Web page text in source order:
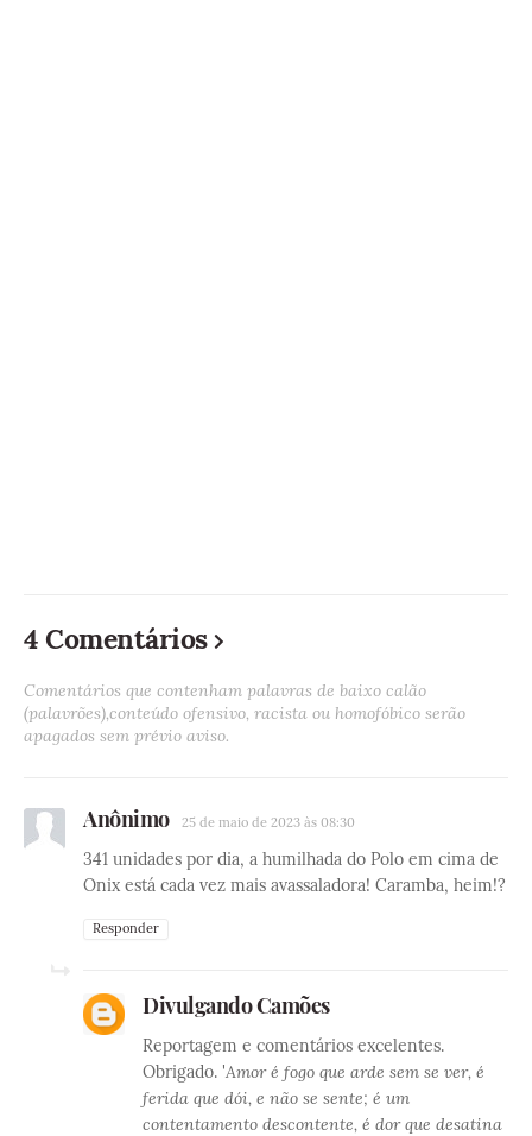
4 Comentários
Comentários que contenham palavras de baixo calão
(palavrões),conteúdo ofensivo, racista ou homofóbico serão
apagados sem prévio aviso.
Anônimo 25 de maio de 2023 às 08:30
341 unidades por dia, a humilhada do Polo em cima de
Onix está cada vez mais avassaladora! Caramba, heim!?
Responder
Divulgando Camões
Reportagem e comentários excelentes.
Obrigado. 'Amor é fogo que arde sem se ver, é
ferida que dói, e não se sente; é um
contentamento descontente, é dor que desatina